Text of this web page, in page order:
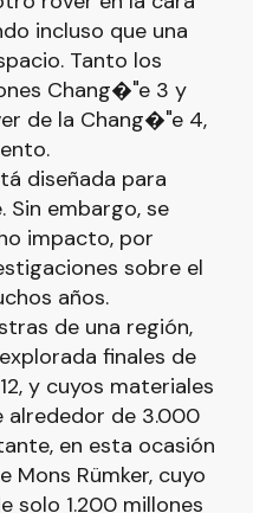
incluso que una
Tanto los
Chang�"e 3 y
de la Chang�"e 4,
diseñada para
Sin embargo, se
impacto, por
sobre el
años.
de una región,
finales de
y cuyos materiales
alrededor de 3.000
en esta ocasión
Mons Rümker, cuyo
solo 1.200 millones